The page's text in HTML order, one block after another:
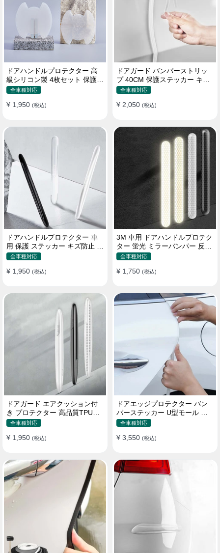
ドアハンドルプロテクター 高
級シリコン製 4枚セット 保護フ
ィルム キズ防止 全車種
全車種対応
¥ 1,950 (税込)
ドアガード バンパーストリッ
プ 40CM 保護ステッカー キズ
防止 プロテクターシール
全車種対応
¥ 2,050 (税込)
ドアハンドルプロテクター 車
用 保護 ステッカー キズ防止 高
品質TPU製 4枚セット
全車種対応
¥ 1,950 (税込)
3M 車用 ドアハンドルプロテク
ター 蛍光 ミラーバンパー 反射
ステッカー 保護フィルム
全車種対応
¥ 1,750 (税込)
ドアガード エアクッション付
き プロテクター 高品質TPU製
キズ防止 取り付け簡単
全車種対応
¥ 1,950 (税込)
ドアエッジプロテクター バン
パーステッカー U型モール キ
ズ防止 取り付け簡単 騒音低減
全車種対応
¥ 3,550 (税込)